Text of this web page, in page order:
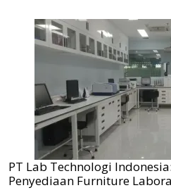
PT Lab Technologi
Penyediaan Furniture